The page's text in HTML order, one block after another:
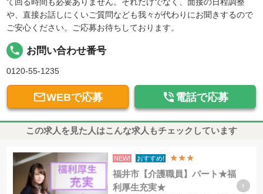
て回る時間も必要ありません。それだけでなく、面接の日程調整
や、直接お話しにくいご質問なども我々が代わりにお聞きするので
ご安心ください。ご応募お待ちしております。
local_phone お問い合わせ番号
0120-55-1235
WEBで応募  電話で応募
この求人を見た人はこんな求人もチェックしています
NEW! おすすめ! ★★★
福井市【介護職員】パート★福
利厚生充実★